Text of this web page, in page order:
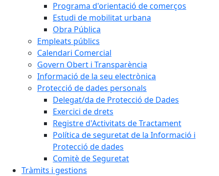
Programa d'orientació de comerços
Estudi de mobilitat urbana
Obra Pública
Empleats públics
Calendari Comercial
Govern Obert i Transparència
Informació de la seu electrònica
Protecció de dades personals
Delegat/da de Protecció de Dades
Exercici de drets
Registre d'Activitats de Tractament
Política de seguretat de la Informació i
Protecció de dades
Comitè de Seguretat
Tràmits i gestions